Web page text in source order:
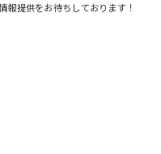
報提供をお待ちしております！